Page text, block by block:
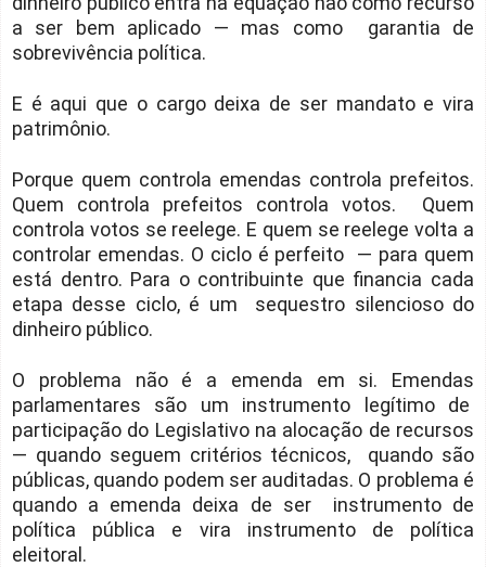
a ser bem aplicado — mas como garantia de
sobrevivência política.
E é aqui que o cargo deixa de ser mandato e vira
patrimônio.
Porque quem controla emendas controla prefeitos.
Quem controla prefeitos controla votos. Quem
controla votos se reelege. E quem se reelege volta a
controlar emendas. O ciclo é perfeito — para quem
está dentro. Para o contribuinte que financia cada
etapa desse ciclo, é um sequestro silencioso do
dinheiro público.
O problema não é a emenda em si. Emendas
parlamentares são um instrumento legítimo de
participação do Legislativo na alocação de recursos
— quando seguem critérios técnicos, quando são
públicas, quando podem ser auditadas. O problema é
quando a emenda deixa de ser instrumento de
política pública e vira instrumento de política
eleitoral.